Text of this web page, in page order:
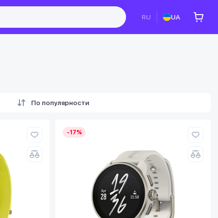
RU UA
По популярности
-17%